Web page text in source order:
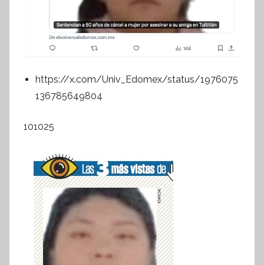
https://x.com/Univ_Edomex/status/1976075
136785649804
101025